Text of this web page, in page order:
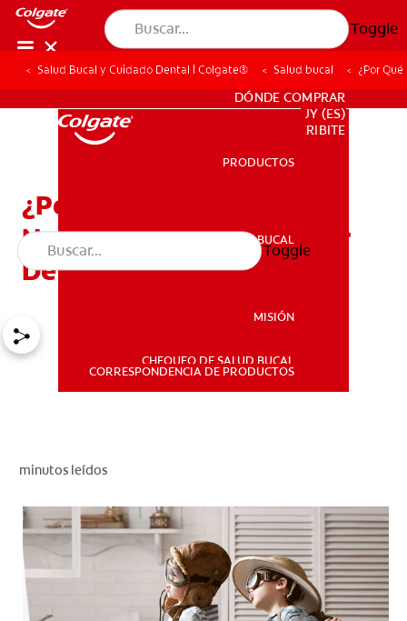
Toggle
SALUD BUCAL
PARA PROFESIONALES
DÓNDE COMPRAR
UY (ES)
PARA PROFESIONALES
DÓNDE COMPRAR
UY (ES)
SUSCRIBITE
PRODUCTOS
SALUD BUCAL
MISIÓN
CHEQUEO DE SALUD BUCAL
CORRESPONDENCIA DE PRODUCTOS
Toggle
Salud Bucal y Cuidado Dental | Colgate® Salud bucal ¿Por
¿Por Qué Su Hijo Podría
Necesitar Un Mantenedor
De Espacio?
minutos leídos